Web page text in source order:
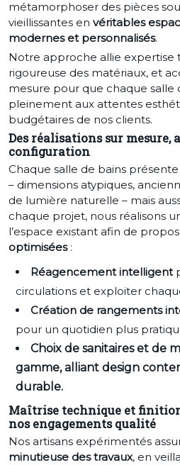
métamorphoser des pièces
vieillissantes en véritables
modernes et personnalisés.
Notre approche allie expertise
rigoureuse des matériaux, et
mesure pour que chaque salle
pleinement aux attentes
budgétaires de nos clients.
Des réalisations sur mesure,
configuration
Chaque salle de bains
– dimensions atypiques,
de lumière naturelle – mais
chaque projet, nous réalisons
l’espace existant afin de
optimisées:
Réagencement intelligent
circulations et exploiter
Création de rangements
pour un quotidien plus
Choix de sanitaires et de
gamme, alliant design
durable.
Maîtrise technique et
nos engagements qualité
Nos artisans expérimentés
minutieuse des travaux, en